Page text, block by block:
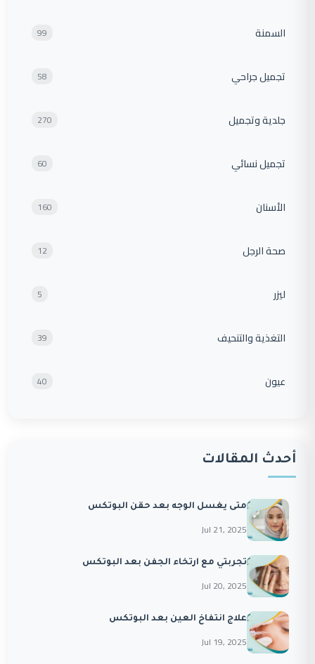
السمنة 99
تجميل جراحي 58
جلدية وتجميل 270
تجميل نسائي 60
الأسنان 160
صحة الرجل 12
ليزر 5
التغذية والتنحيف 39
عيون 40
أحدث المقالات
متى يغسل الوجه بعد حقن البوتكس
Jul 21, 2025
تجربتي مع ارتخاء الجفن بعد البوتكس
Jul 20, 2025
علاج انتفاخ العين بعد البوتكس
Jul 19, 2025